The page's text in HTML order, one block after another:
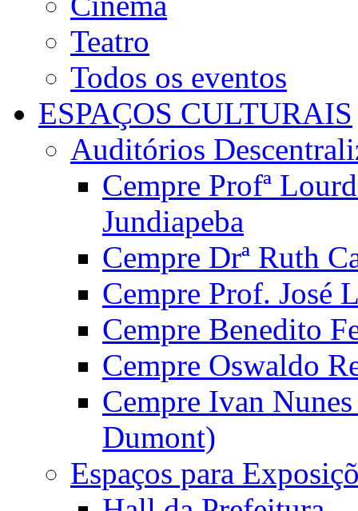
Teatro
Todos os eventos
ESPAÇOS CULTURAIS
Auditórios
Cempre Profª
Jundiapeba
Cempre Drª Ruth
Cempre Prof. José
Cempre Benedito
Cempre Oswaldo
Cempre Ivan
Dumont)
Espaços para